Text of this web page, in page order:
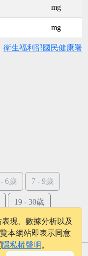
mg
mg
衛生福利部國民健康署
6歲 7 - 9歲
19 - 30歲
現、數據分析以及
本網站即表示同意
隱私權聲明 。